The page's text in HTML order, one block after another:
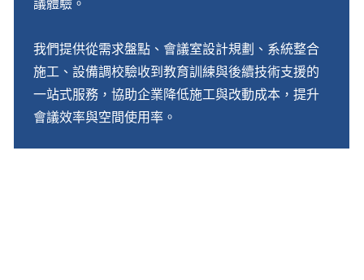
議體驗。
我們提供從需求盤點、會議室設計規劃、系統整合
施工、設備調校驗收到教育訓練與後續技術支援的
一站式服務，協助企業降低施工與改動成本，提升
會議效率與空間使用率。